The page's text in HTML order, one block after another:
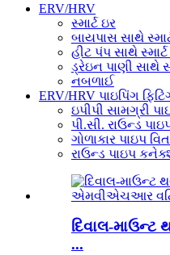
ERV/HRV
સ્માર્ટ ઇર
બાયપાસ સાથે
હીટ પંપ સાથે
ડ્રેઇન પાણી સાથે
નબળાઈ
ERV/HRV પાઇપિંગ
ઇપીપી સામગ્રી
પી.સી. રાઉન્ડ
ગોળાકાર પાઇપ
રાઉન્ડ પાઇપ
દિવાલ-માઉન્ટ
...